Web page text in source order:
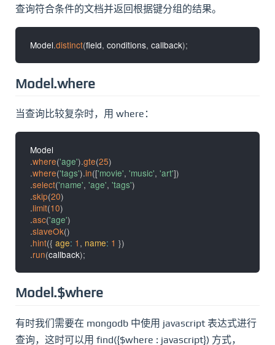
查询符合条件的文档并返回根据键分组的结果。
Model.distinct(field, conditions, callback);
Model.where
当查询比较复杂时，用 where：
.where('age').gte(25)
.where('tags').in(['movie', 'music', 'art'])
.select('name', 'age', 'tags')
.skip(20)
.limit(10)
.asc('age')
.slaveOk()
.hint({ age: 1 , name: 1 })
.run(callback);
Model.$where
有时我们需要在 mongodb 中使用 javascript 表达式进行
查询，这时可以用 find({$where : javascript}) 方式，